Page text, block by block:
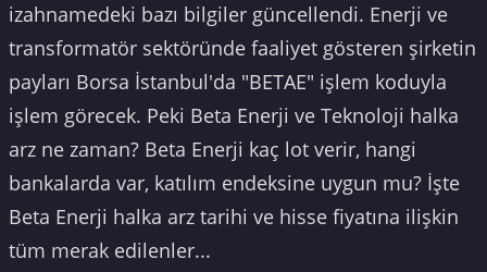
izahnamedeki bazı bilgiler güncellendi. Enerji ve
transformatör sektöründe faaliyet gösteren şirketin
payları Borsa İstanbul'da "BETAE" işlem koduyla
işlem görecek. Peki Beta Enerji ve Teknoloji halka
arz ne zaman? Beta Enerji kaç lot verir, hangi
bankalarda var, katılım endeksine uygun mu? İşte
Beta Enerji halka arz tarihi ve hisse fiyatına ilişkin
tüm merak edilenler...